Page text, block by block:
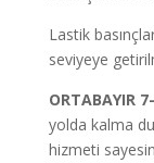
Lastik
seviyeye
ORTABAYIR
yolda kalma
hizmeti